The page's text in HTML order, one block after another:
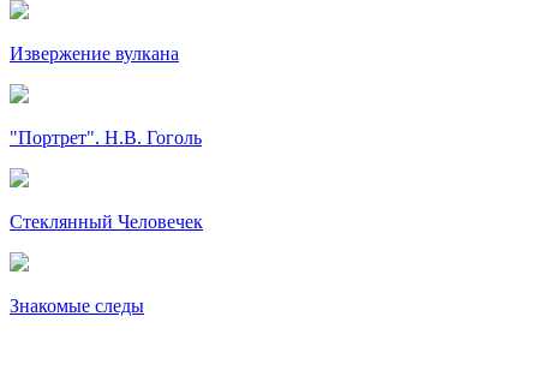
Извержение вулкана
"Портрет". Н.В. Гоголь
Стеклянный Человечек
Знакомые следы